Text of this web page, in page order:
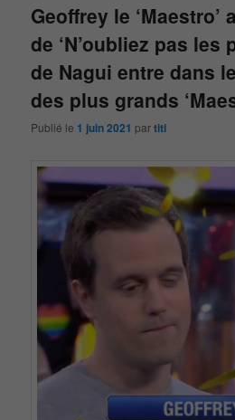
Geoffrey le ‘Maestro’
de ‘N’oubliez pas les
de Nagui entre dans
des plus grands
Publié le 1 juin 2021 partiti